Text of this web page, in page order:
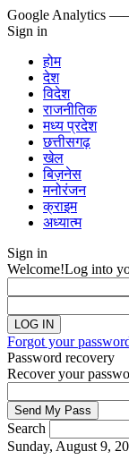
Google Analytics ——
Sign in
होम
देश
विदेश
राजनीतिक
मध्य प्रदेश
छत्तीसगढ़
खेल
बिज़नेस
मनोरंजन
क्राइम
अध्यात्म
Sign in
Welcome!Log into
Forgot your
Password recovery
Recover your
Search
Sunday, August 9,